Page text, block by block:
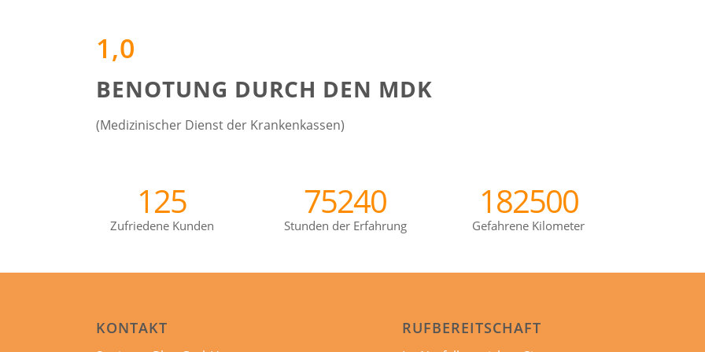
1,0
BENOTUNG DURCH DEN MDK
(Medizinischer Dienst der Krankenkassen)
125
Zufriedene Kunden
75240
Stunden der Erfahrung
182500
Gefahrene Kilometer
KONTAKT RUFBEREITSCHAFT